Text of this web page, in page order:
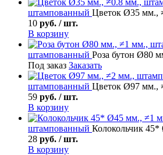
штампованный Цветок Ø35 мм.,
10 руб. / шт.
В корзину
штампованный Роза бутон Ø80
Под заказ Заказать
штампованный Цветок Ø97 мм.,
59 руб. / шт.
В корзину
штампованный Колокольчик
28 руб. / шт.
В корзину